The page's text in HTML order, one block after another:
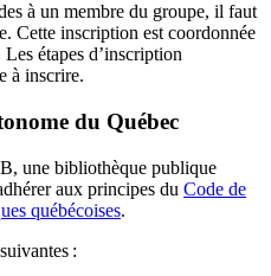
à un membre du groupe, il faut
Cette inscription est coordonnée
étapes d’inscription
à inscrire.
du Québec
une bibliothèque publique
aux principes du Code de
québécoises.
: